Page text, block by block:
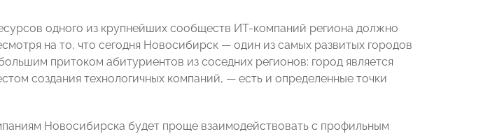
одного из крупнейших сообществ ИТ-компаний региона должно
на то, что сегодня Новосибирск — один из самых развитых городов
притоком абитуриентов из соседних регионов: город является
создания технологичных компаний, — есть и определенные точки
Новосибирска будет проще взаимодействовать с профильным